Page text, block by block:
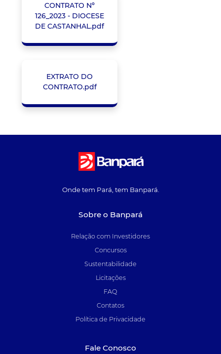
CONTRATO Nº
126_2023 - DIOCESE
DE CASTANHAL.pdf
EXTRATO DO
CONTRATO.pdf
Onde tem Pará, tem Banpará.
Sobre o Banpará
Relação com Investidores
Concursos
Sustentabilidade
Licitações
FAQ
Contatos
Política de Privacidade
Fale Conosco